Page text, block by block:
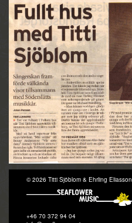
© 2026 Titti Sjöblom & Ehrling Eliasson
+46 70 372 94 04